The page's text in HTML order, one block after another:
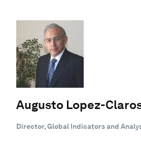
Augusto Lopez-
Director, Global Indicators and